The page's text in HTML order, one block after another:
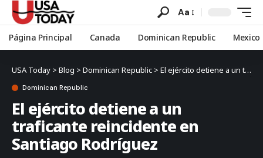
Aa
Página Principal Canada Dominican Republic Mexico
USA Today > Blog > Dominican Republic > El ejército detiene a un traficante reincidente en Santiago Rodríguez
Dominican Republic
El ejército detiene a un
traficante reincidente en
Santiago Rodríguez